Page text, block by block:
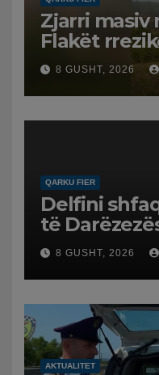
Zjarri masiv
Flakët
Policia
në Koilac
8 GUSHT, 2026
QARKU FIER
Delfini
të
pushuesit
8 GUSHT, 2026
AKTUALITET